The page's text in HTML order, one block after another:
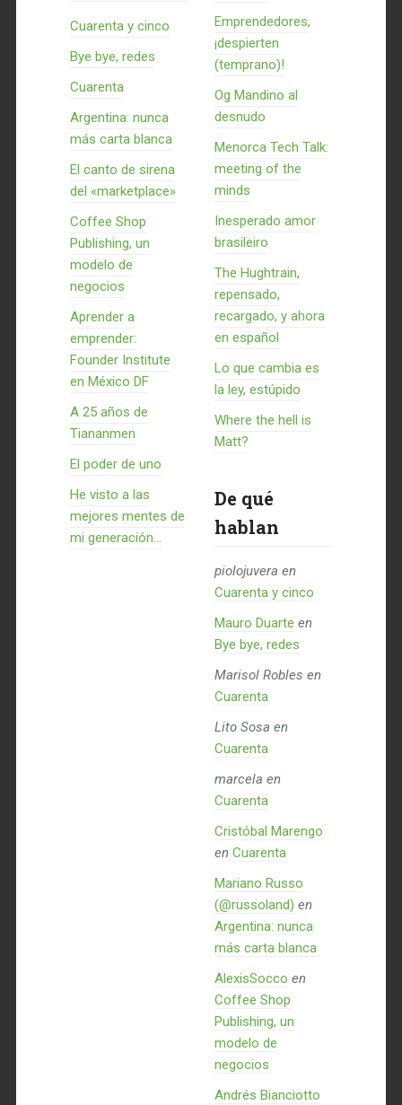
Cuarenta y cinco
Bye bye, redes
Cuarenta
Argentina: nunca
más carta blanca
El canto de sirena
del «marketplace»
Coffee Shop
Publishing, un
modelo de
negocios
Aprender a
emprender:
Founder Institute
en México DF
A 25 años de
Tiananmen
El poder de uno
He visto a las
mejores mentes de
mi generación…
Emprendedores,
¡despierten
(temprano)!
Og Mandino al
desnudo
Menorca Tech Talk:
meeting of the
minds
Inesperado amor
brasileiro
The Hughtrain,
repensado,
recargado, y ahora
en español
Lo que cambia es
la ley, estúpido
Where the hell is
Matt?
De qué
hablan
piolojuvera en
Cuarenta y cinco
Mauro Duarte en
Bye bye, redes
Marisol Robles en
Cuarenta
Lito Sosa en
Cuarenta
marcela en
Cuarenta
Cristóbal Marengo
en Cuarenta
Mariano Russo
(@russoland) en
Argentina: nunca
más carta blanca
AlexisSocco en
Coffee Shop
Publishing, un
modelo de
negocios
Andrés Bianciotto